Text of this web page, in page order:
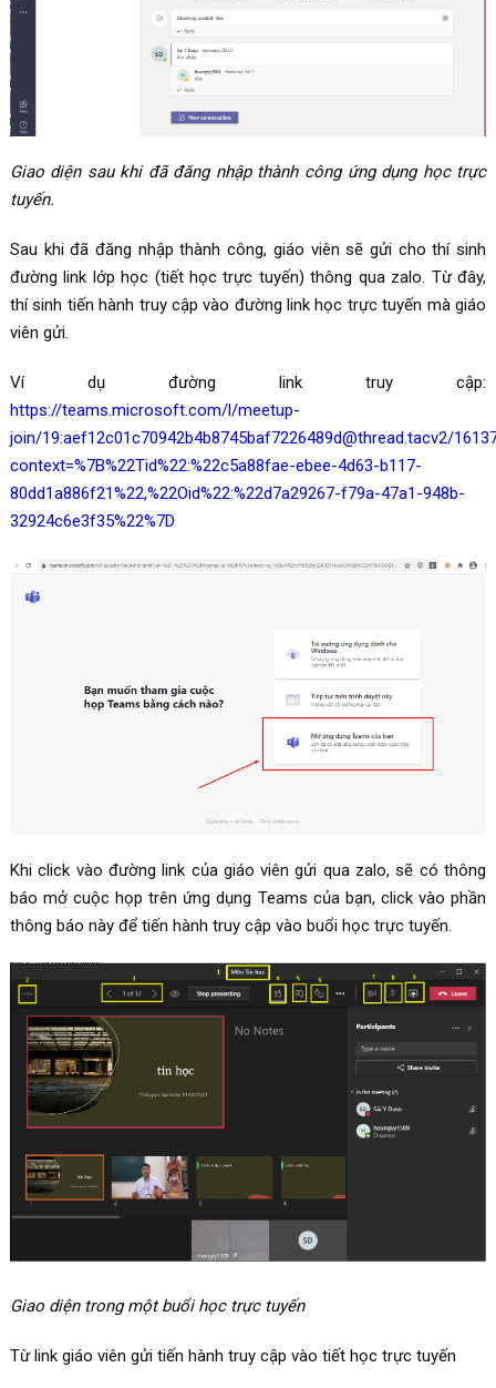
Giao diện sau khi đã đăng nhập thành công ứng dụng học trực
tuyến.
Sau khi đã đăng nhập thành công, giáo viên sẽ gửi cho thí sinh
đường link lớp học (tiết học trực tuyến) thông qua zalo. Từ đây,
thí sinh tiến hành truy cập vào đường link học trực tuyến mà giáo
viên gửi.
Ví dụ đường link truy cập:
https://teams.microsoft.com/l/meetup-
join/19:aef12c01c70942b4b8745baf7226489d@thread.tacv2/
context=%7B%22Tid%22:%22c5a88fae-ebee-4d63-b117-
80dd1a886f21%22,%22Oid%22:%22d7a29267-f79a-47a1-948b-
32924c6e3f35%22%7D
Khi click vào đường link của giáo viên gửi qua zalo, sẽ có thông
báo mở cuộc họp trên ứng dụng Teams của bạn, click vào phần
thông báo này để tiến hành truy cập vào buổi học trực tuyến.
Giao diện trong một buổi học trực tuyến
Từ link giáo viên gửi tiến hành truy cập vào tiết học trực tuyến